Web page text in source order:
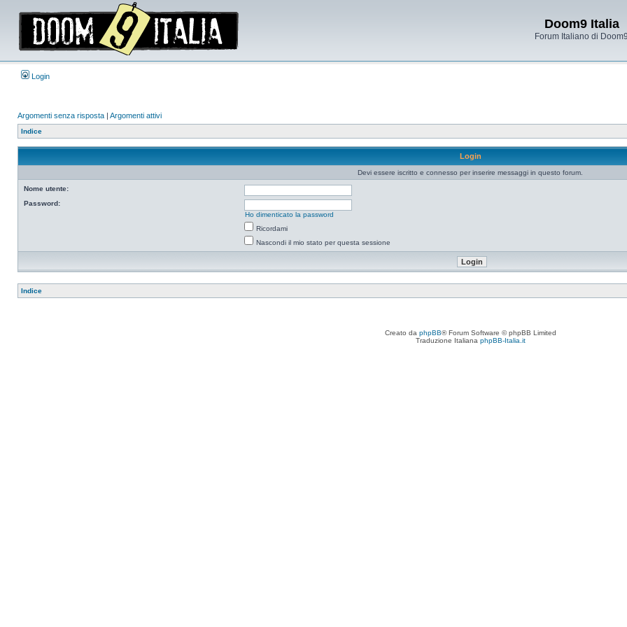
Doom9 Italia
Forum Italiano di Doom9
Login
Argomenti senza risposta | Argomenti attivi
Indice
Login
Devi essere iscritto e connesso per inserire messaggi in questo forum.
Nome utente:
Password:
Ho dimenticato la password
Ricordami
Nascondi il mio stato per questa sessione
Indice
Creato da phpBB® Forum Software © phpBB Limited
Traduzione Italiana phpBB-Italia.it